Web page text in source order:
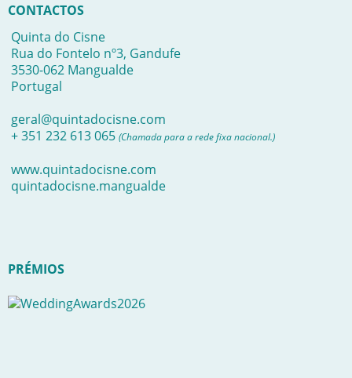
CONTACTOS
Quinta do Cisne
Rua do Fontelo nº3, Gandufe
3530-062 Mangualde
Portugal
geral@quintadocisne.com
+ 351 232 613 065 (Chamada para a rede fixa nacional.)
www.quintadocisne.com
quintadocisne.mangualde
PRÉMIOS